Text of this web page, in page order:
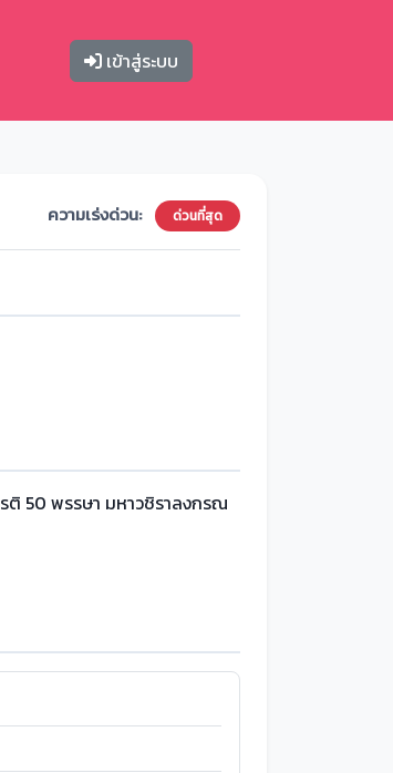
เข้าสู่ระบบ
ความเร่งด่วน: ด่วนที่สุด
ติ 50 พรรษา มหาวชิราลงกรณ